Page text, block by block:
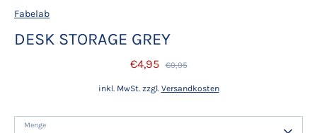
Fabelab
DESK STORAGE GREY
€4,95 Normaler
€9,95
inkl. MwSt. zzgl. Versandkosten
Menge